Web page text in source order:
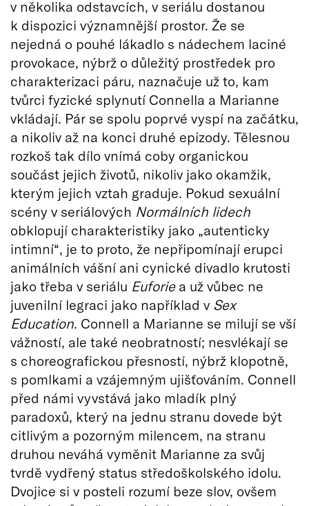
v několika odstavcích, v seriálu dostanou
k dispozici významnější prostor. Že se
nejedná o pouhé lákadlo s nádechem laciné
provokace, nýbrž o důležitý prostředek pro
charakterizaci páru, naznačuje už to, kam
tvůrci fyzické splynutí Connella a Marianne
vkládají. Pár se spolu poprvé vyspí na začátku,
a nikoliv až na konci druhé epizody. Tělesnou
rozkoš tak dílo vnímá coby organickou
součást jejich životů, nikoliv jako okamžik,
kterým jejich vztah graduje. Pokud sexuální
scény v seriálových Normálních lidech
obklopují charakteristiky jako „autenticky
intimní“, je to proto, že nepřipomínají erupci
animálních vášní ani cynické divadlo krutosti
jako třeba v seriálu Euforiea už vůbec ne
juvenilní legraci jako například v Sex
Education. Connell a Marianne se milují se vší
vážností, ale také neobratností; nesvlékají se
s choreografickou přesností, nýbrž klopotně,
s pomlkami a vzájemným ujišťováním. Connell
před námi vyvstává jako mladík plný
paradoxů, který na jednu stranu dovede být
citlivým a pozorným milencem, na stranu
druhou neváhá vyměnit Marianne za svůj
tvrdě vydřený status středoškolského idolu.
Dvojice si v posteli rozumí beze slov, ovšem